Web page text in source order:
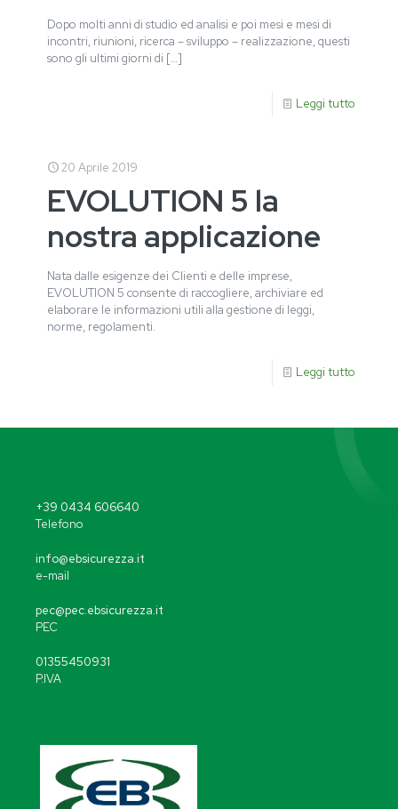
Dopo molti anni di studio ed analisi e poi mesi e mesi di
incontri, riunioni, ricerca – sviluppo – realizzazione, questi
sono gli ultimi giorni di […]
Leggi tutto
20 Aprile 2019
EVOLUTION 5 la
nostra applicazione
Nata dalle esigenze dei Clienti e delle imprese,
EVOLUTION 5 consente di raccogliere, archiviare ed
elaborare le informazioni utili alla gestione di leggi,
norme, regolamenti.
Leggi tutto
+39 0434 606640
Telefono
info@ebsicurezza.it
e-mail
pec@pec.ebsicurezza.it
PEC
01355450931
P.IVA